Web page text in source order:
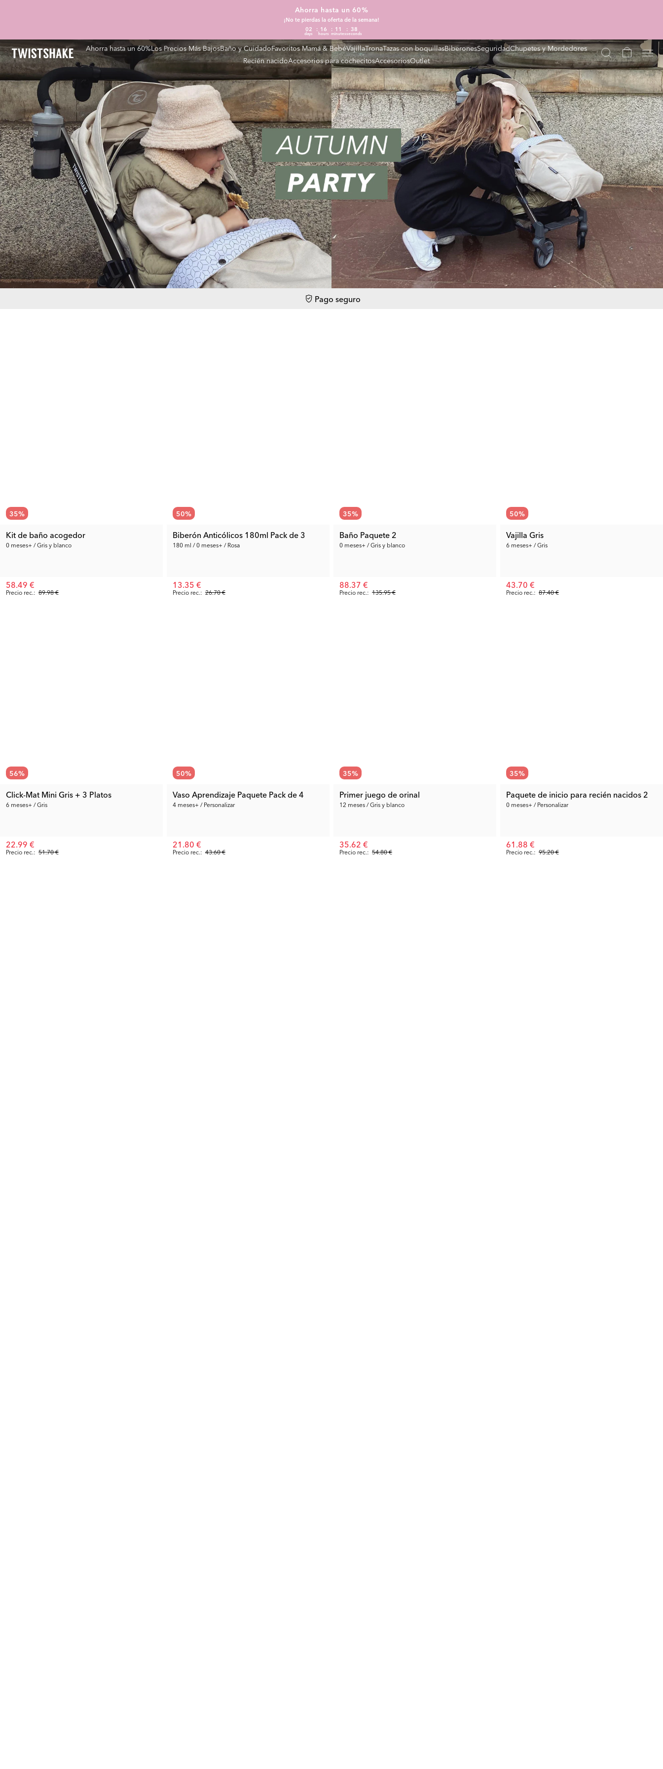
Ahorra hasta un 60%
¡No te pierdas la oferta de la semana!
02
days
16
hours
11
minutes
37
seconds
Ahorra hasta un 60%Los Precios Más BajosBaño y CuidadoFavoritos Mamá & BebéVajillaTronaTazas con boquillasBiberonesSeguridadChupetes y Mordedores
Recién nacidoAccesorios para cochecitosAccesoriosOutlet
Pago seguro
35%
Kit de baño acogedor
0 meses+ / Gris y blanco
Precio rec.: 89.98 €
58.49 €
50%
Biberón Anticólicos 180ml Pack de 3
180 ml / 0 meses+ / Rosa
Precio rec.: 26.70 €
13.35 €
35%
Baño Paquete 2
0 meses+ / Gris y blanco
Precio rec.: 135.95 €
88.37 €
50%
Vajilla Gris
6 meses+ / Gris
Precio rec.: 87.40 €
43.70 €
56%
Click-Mat Mini Gris + 3 Platos
6 meses+ / Gris
Precio rec.: 51.70 €
22.99 €
50%
Vaso Aprendizaje Paquete Pack de 4
4 meses+ / Personalizar
Precio rec.: 43.60 €
21.80 €
35%
Primer juego de orinal
12 meses / Gris y blanco
Precio rec.: 54.80 €
35.62 €
35%
Paquete de inicio para recién nacidos 2
0 meses+ / Personalizar
Precio rec.: 95.20 €
61.88 €